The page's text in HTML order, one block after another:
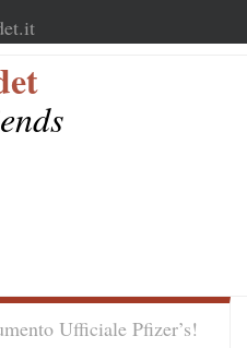
Ufficiale Pfizer’s!